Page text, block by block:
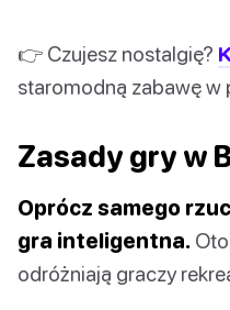
👉 Czujesz nostalgię?
staromodną zabawę w
Zasady gry w
Oprócz samego
gra inteligentna.
odróżniają graczy